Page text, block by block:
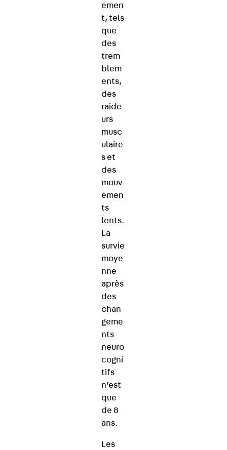
emen
t, tels
que
des
trem
blem
ents,
des
raide
urs
musc
ulaire
s et
des
mouv
emen
ts
lents.
La
survie
moye
nne
après
des
chan
geme
nts
neuro
cogni
tifs
n’est
que
de 8
ans.
Les